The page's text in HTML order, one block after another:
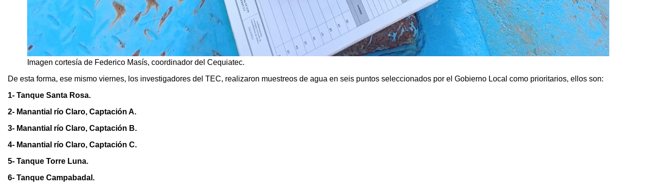
Imagen cortesía de Federico Masís, coordinador del Cequiatec.
De esta forma, ese mismo viernes, los investigadores del TEC, realizaron muestreos de agua en seis puntos seleccionados por el Gobierno Local como prioritarios, ellos son:
1- Tanque Santa Rosa.
2- Manantial río Claro, Captación A.
3- Manantial río Claro, Captación B.
4- Manantial río Claro, Captación C.
5- Tanque Torre Luna.
6- Tanque Campabadal.